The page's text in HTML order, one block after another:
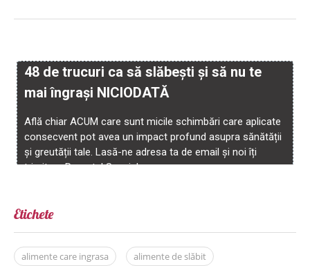
Etichete
alimente care ingrasa
alimente de slăbit